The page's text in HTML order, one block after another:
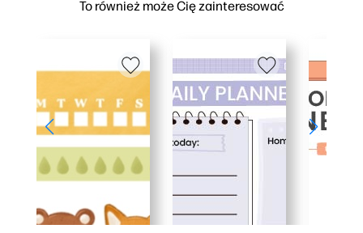
To również może Cię zainteresować